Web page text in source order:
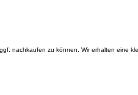
nachkaufen zu können. Wir erhalten eine